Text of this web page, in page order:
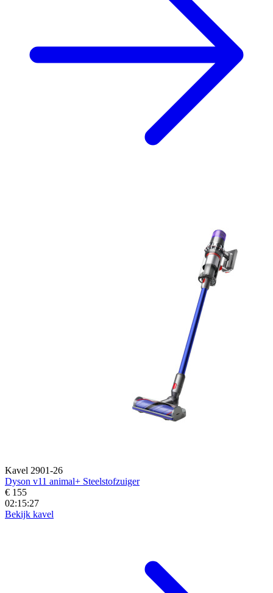
Kavel 2901-26
Dyson v11 animal+ Steelstofzuiger
€ 155
02:15:25
Bekijk kavel